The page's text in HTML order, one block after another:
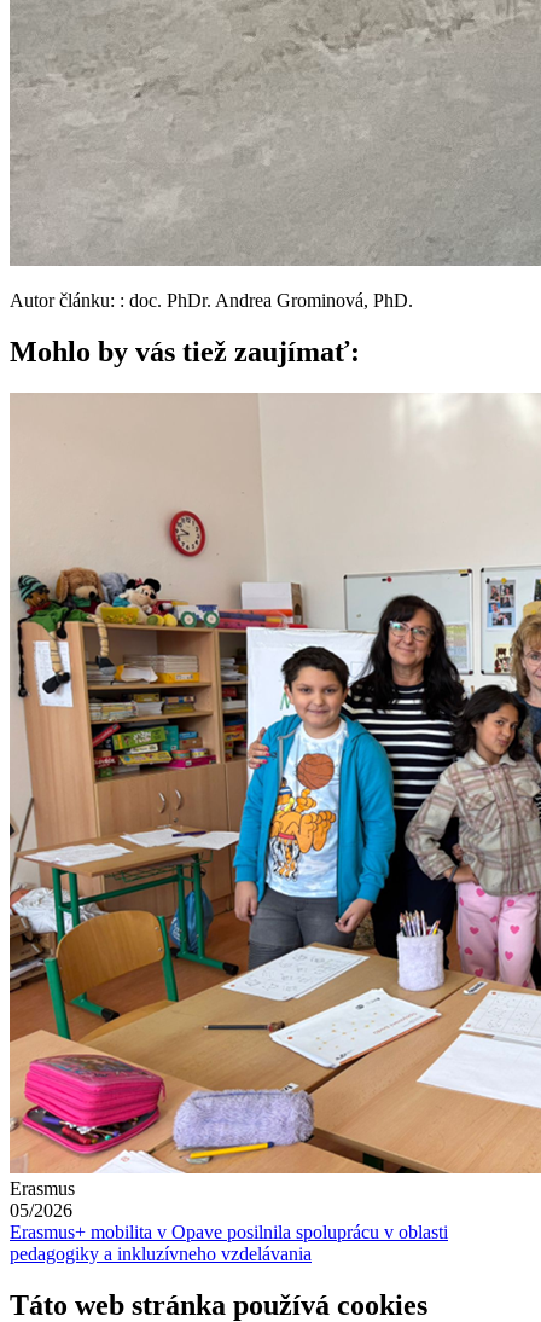
Autor článku: : doc. PhDr. Andrea Grominová, PhD.
Mohlo by vás tiež zaujímať:
Erasmus
05/2026
Erasmus+ mobilita v Opave posilnila spoluprácu v oblasti
pedagogiky a inkluzívneho vzdelávania
Táto web stránka používá cookies